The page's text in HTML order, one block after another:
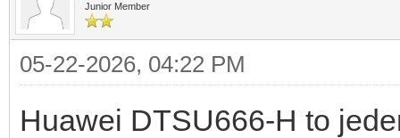
Junior Member
05-22-2026, 04:22 PM
Huawei DTSU666-H to